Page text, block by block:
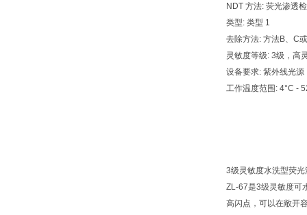
NDT 方法: 荧光渗透
类型: 类型 1
去除方法: 方法B、C
灵敏度等级: 3级，高
设备要求: 紫外线光
工作温度范围: 4°C -
3级灵敏度水洗型荧光
ZL-67是3级灵敏度可
高闪点，可以在敞开